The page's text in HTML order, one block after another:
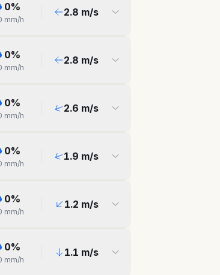
0%
mm/h
2.8 m/s
0%
mm/h
2.8 m/s
0%
mm/h
2.6 m/s
0%
mm/h
1.9 m/s
0%
mm/h
1.2 m/s
0%
mm/h
1.1 m/s